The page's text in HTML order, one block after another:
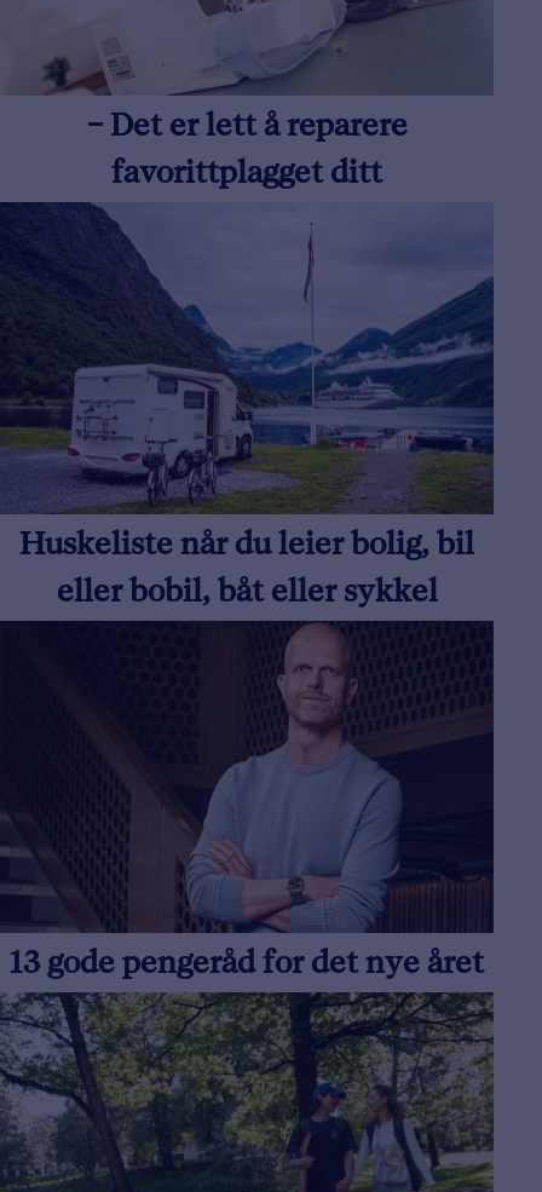
– Det er lett å reparere
favorittplagget ditt
Huskeliste når du leier bolig, bil
eller bobil, båt eller sykkel
13 gode pengeråd for det nye året